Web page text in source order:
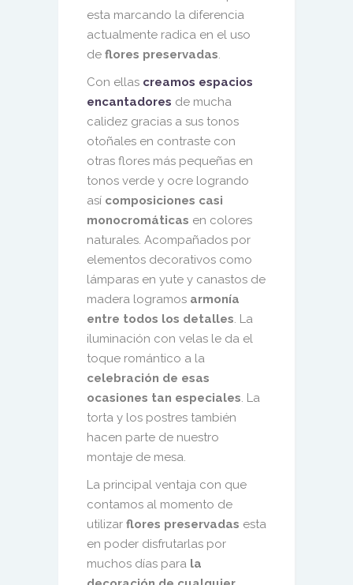
esta marcando la diferencia
actualmente radica en el uso
de flores preservadas.
Con ellas creamos espacios
encantadores de mucha
calidez gracias a sus tonos
otoñales en contraste con
otras flores más pequeñas en
tonos verde y ocre logrando
así composiciones casi
monocromáticas en colores
naturales. Acompañados por
elementos decorativos como
lámparas en yute y canastos de
madera logramos armonía
entre todos los detalles. La
iluminación con velas le da el
toque romántico a la
celebración de esas
ocasiones tan especiales. La
torta y los postres también
hacen parte de nuestro
montaje de mesa.
La principal ventaja con que
contamos al momento de
utilizar flores preservadas esta
en poder disfrutarlas por
muchos días para la